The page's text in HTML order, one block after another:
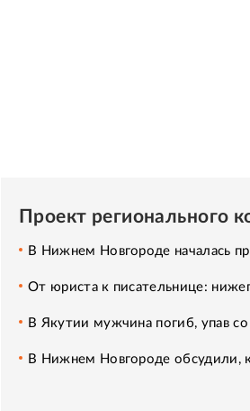
Проект регионального
В Нижнем Новгороде началась
От юриста к писательнице:
В Якутии мужчина погиб, упав со
В Нижнем Новгороде обсудили,